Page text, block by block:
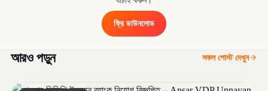
ফ্রি ডাউনলোড
আরও পড়ুন সকল পোস্ট দেখুন